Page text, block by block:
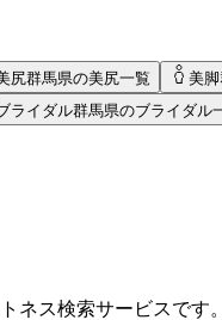
尻群馬県の美尻一覧 美脚
ライダル群馬県のブライダル
ネス検索サービスです。